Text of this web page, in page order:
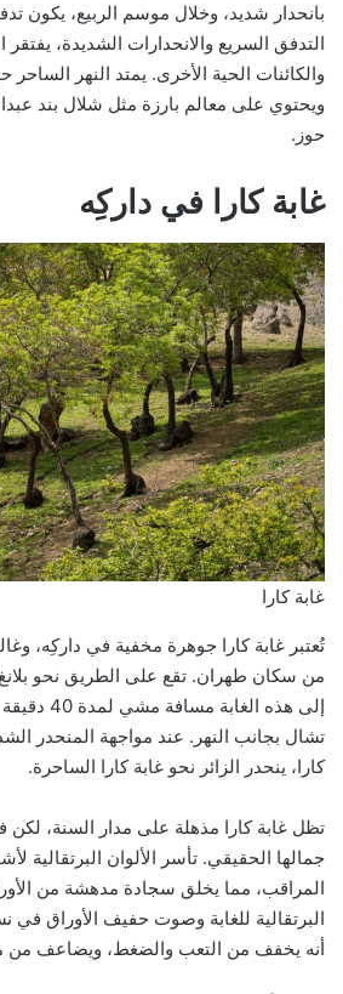
بانحدار شديد، وخلال موسم الربيع، يكون
التدفق السريع والانحدارات الشديدة، يفتقر
ويحتوي على معالم بارزة مثل شلال بند
حوز.
غابة كارا في داركِه
غابة كارا
تُعتبر غابة كارا جوهرة مخفية في داركِه،
من سكان طهران. تقع على الطريق نحو
إلى هذه
تشال بجانب النهر. عند مواجهة المنحدر
كارا، ينحدر الزائر نحو غابة كارا الساحرة.
تظل غابة كارا مذهلة على مدار السنة،
جمالها الحقيقي. تأسر الألوان البرتقالية
المراقب، مما يخلق سجادة مدهشة من
البرتقالية للغابة وصوت حفيف الأوراق في
أنه يخفف من التعب والضغط، ويضاعف من